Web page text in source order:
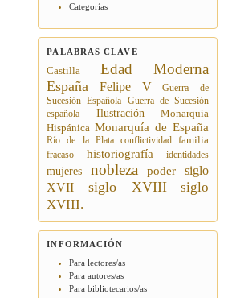
Categorías
PALABRAS CLAVE
Castilla Edad Moderna
España Felipe V
Guerra de
Sucesión Española Guerra de Sucesión
española
Ilustración
Monarquía
Hispánica Monarquía de España
Río de la Plata conflictividad familia
fracaso
historiografía identidades
mujeres nobleza poder
siglo
XVII
siglo XVIII
siglo
XVIII.
INFORMACIÓN
Para lectores/as
Para autores/as
Para bibliotecarios/as